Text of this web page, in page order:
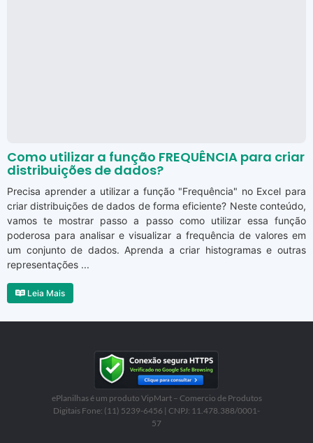
Como utilizar a função FREQUÊNCIA para criar
distribuições de dados?
Precisa aprender a utilizar a função "Frequência" no Excel para
criar distribuições de dados de forma eficiente? Neste conteúdo,
vamos te mostrar passo a passo como utilizar essa função
poderosa para analisar e visualizar a frequência de valores em
um conjunto de dados. Aprenda a criar histogramas e outras
representações ...
Leia Mais
ePlanilhas é um produto VipMart – Comercio de Produtos
Digitais Fone: (11) 5239-6456 | CNPJ: 11.478.388/0001-
57